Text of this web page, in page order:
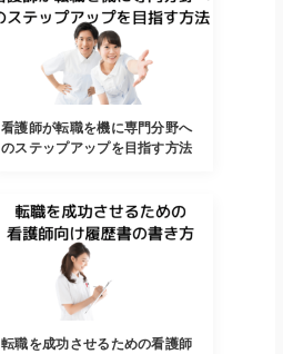
看護師が転職を機に専門分野へ
のステップアップを目指す方法
転職を成功させるための看護師